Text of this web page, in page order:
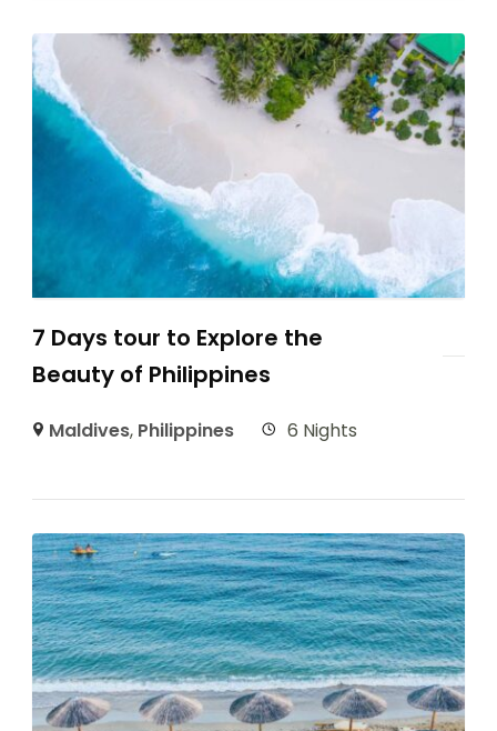
7 Days tour to Explore the
Beauty of Philippines
Maldives, Philippines 6 Nights